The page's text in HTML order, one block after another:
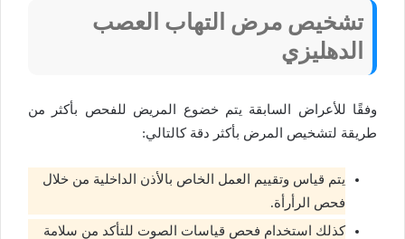
تشخيص مرض التهاب العصب
الدهليزي
وفقًا للأعراض السابقة يتم خضوع المريض للفحص بأكثر من
طريقة لتشخيص المرض بأكثر دقة كالتالي:
يتم قياس وتقييم العمل الخاص بالأذن الداخلية من خلال
فحص الرأرأة.
كذلك استخدام فحص قياسات الصوت للتأكد من سلامة